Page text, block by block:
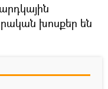
խոսքեր են